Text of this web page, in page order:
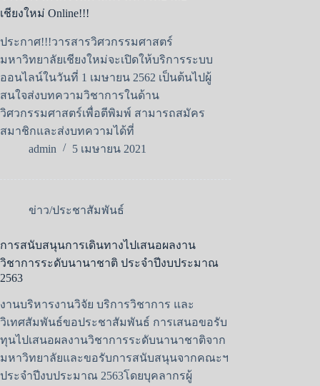
เชียงใหม่ Online!!!
ประกาศ!!!วารสารวิศวกรรมศาสตร์
มหาวิทยาลัยเชียงใหม่จะเปิดให้บริการระบบ
ออนไลน์ในวันที่ 1 เมษายน 2562 เป็นต้นไปผู้
สนใจส่งบทความวิชาการในด้าน
วิศวกรรมศาสตร์เพื่อตีพิมพ์ สามารถสมัคร
สมาชิกและส่งบทความได้ที่
admin
5 เมษายน 2021
ข่าว/ประชาสัมพันธ์
การสนับสนุนการเดินทางไปเสนอผลงาน
วิชาการระดับนานาชาติ ประจำปีงบประมาณ
2563
งานบริหารงานวิจัย บริการวิชาการ และ
วิเทศสัมพันธ์ขอประชาสัมพันธ์ การเสนอขอรับ
ทุนไปเสนอผลงานวิชาการระดับนานาชาติจาก
มหาวิทยาลัยและขอรับการสนับสนุนจากคณะฯ
ประจำปีงบประมาณ 2563โดยบุคลากรผู้